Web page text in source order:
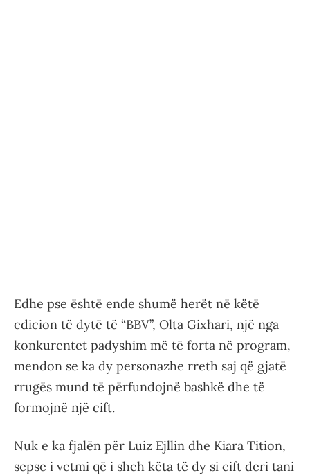
Edhe pse është ende shumë herët në këtë
edicion të dytë të “BBV”, Olta Gixhari, një nga
konkurentet padyshim më të forta në program,
mendon se ka dy personazhe rreth saj që gjatë
rrugës mund të përfundojnë bashkë dhe të
formojnë një cift.
Nuk e ka fjalën për Luiz Ejllin dhe Kiara Tition,
sepse i vetmi që i sheh këta të dy si cift deri tani